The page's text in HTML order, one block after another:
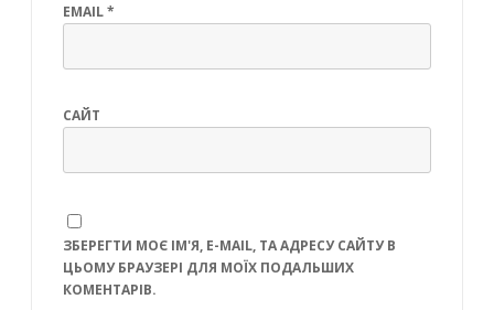
EMAIL*
САЙТ
ЗБЕРЕГТИ МОЄ ІМ'Я, E-MAIL, ТА АДРЕСУ САЙТУ В
ЦЬОМУ БРАУЗЕРІ ДЛЯ МОЇХ ПОДАЛЬШИХ
КОМЕНТАРІВ.